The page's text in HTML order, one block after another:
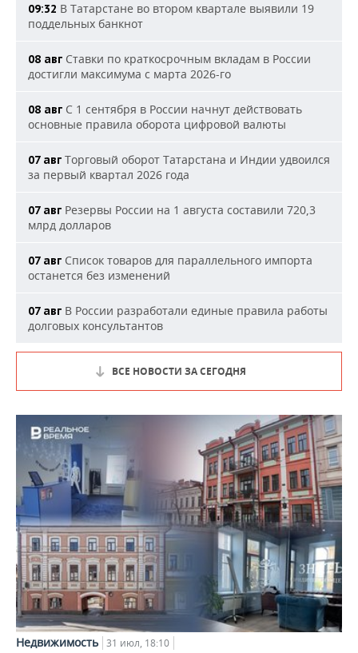
09:32 В Татарстане во втором квартале выявили 19
поддельных банкнот
08 авг Ставки по краткосрочным вкладам в России
достигли максимума с марта 2026-го
08 авг С 1 сентября в России начнут действовать
основные правила оборота цифровой валюты
07 авг Торговый оборот Татарстана и Индии удвоился
за первый квартал 2026 года
07 авг Резервы России на 1 августа составили 720,3
млрд долларов
07 авг Список товаров для параллельного импорта
останется без изменений
07 авг В России разработали единые правила работы
долговых консультантов
ВСЕ НОВОСТИ ЗА СЕГОДНЯ
Недвижимость 31 июл, 18:10